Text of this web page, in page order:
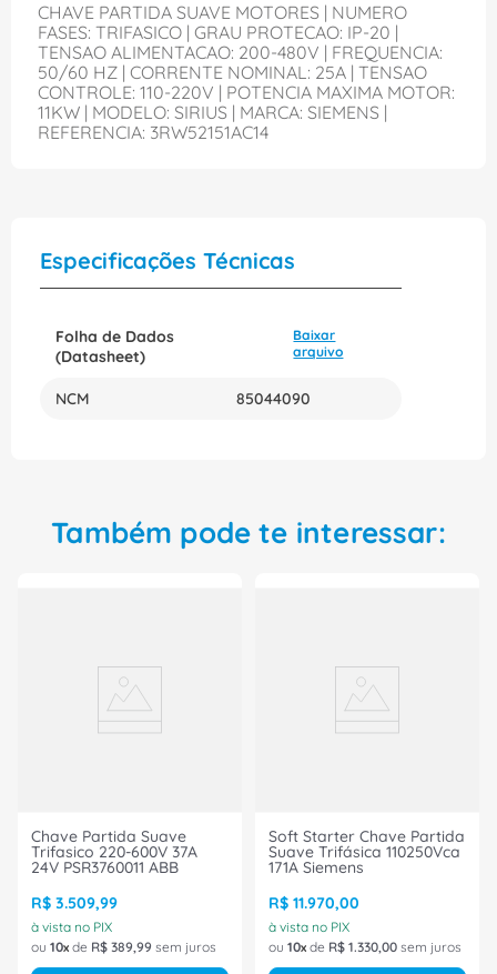
CHAVE PARTIDA SUAVE MOTORES | NUMERO
FASES: TRIFASICO | GRAU PROTECAO: IP-20 |
TENSAO ALIMENTACAO: 200-480V | FREQUENCIA:
50/60 HZ | CORRENTE NOMINAL: 25A | TENSAO
CONTROLE: 110-220V | POTENCIA MAXIMA MOTOR:
11KW | MODELO: SIRIUS | MARCA: SIEMENS |
REFERENCIA: 3RW52151AC14
Especificações Técnicas
Folha de Dados
(Datasheet)
Baixar
arquivo
NCM 85044090
Também pode te interessar:
Chave Partida Suave
Trifasico 220-600V 37A
24V PSR3760011 ABB
R$ 3.509,99
à vista no PIX
ou 10 de R$ 389,99 sem juros
Soft Starter Chave Partida
Suave Trifásica 110250Vca
171A Siemens
R$ 11.970,00
à vista no PIX
ou 10 de R$ 1.330,00 sem juros